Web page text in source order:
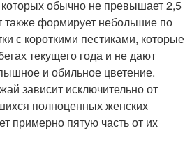
которых обычно не превышает 2,5
также формирует небольшие по
с короткими пестиками, которые
текущего года и не дают
и обильное цветение.
зависит исключительно от
полноценных женских
примерно пятую часть от их